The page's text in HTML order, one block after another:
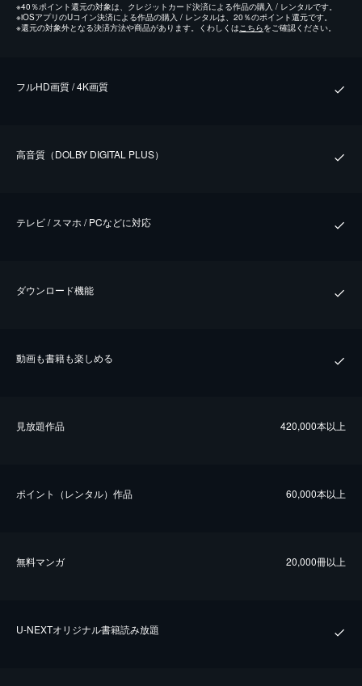
※40％ポイント還元の対象は、クレジットカード決済による作品の購入 / レンタルです。
※iOSアプリのUコイン決済による作品の購入 / レンタルは、20％のポイント還元です。
※還元の対象外となる決済方法や商品があります。くわしくはこちらをご確認ください。
フルHD画質 / 4K画質
⾼⾳質（DOLBY DIGITAL PLUS）
テレビ / スマホ / PCなどに対応
ダウンロード機能
動画も書籍も楽しめる
⾒放題作品 420,000本以上
ポイント（レンタル）作品 60,000本以上
無料マンガ 20,000冊以上
U-NEXTオリジナル書籍読み放題